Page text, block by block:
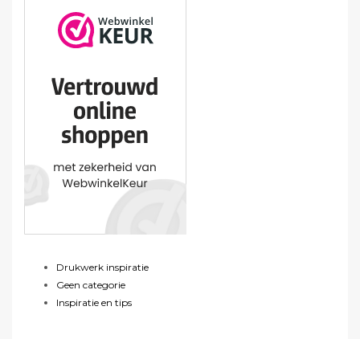
Drukwerk inspiratie
Geen categorie
Inspiratie en tips